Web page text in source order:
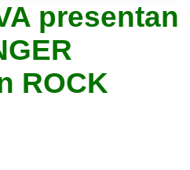
presentan
ROCK